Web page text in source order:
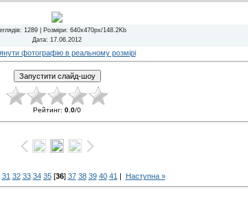
: 1289 | Розміри: 640x470px/148.2Kb
Дата: 17.06.2012
фотографію в реальному розмірі
Рейтинг: 0.0/0
31 32 33 34 35[36] 37 38 39 40 41 Наступна »